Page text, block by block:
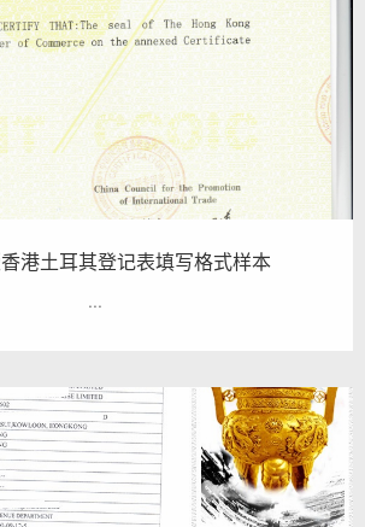
港土耳其登记表填写格式样本
...